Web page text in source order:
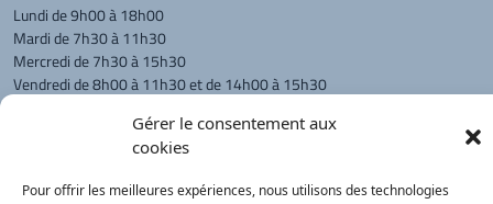
Gérer le consentement aux
cookies
Pour offrir les meilleures expériences, nous utilisons des technologies
Lundi de 9h00 à 18h00
Mardi de 7h30 à 11h30
Mercredi de 7h30 à 15h30
Vendredi de 8h00 à 11h30 et de 14h00 à 15h30
L'appel téléphonique reste à privilégier
Monsieur le Maire et les adjoints